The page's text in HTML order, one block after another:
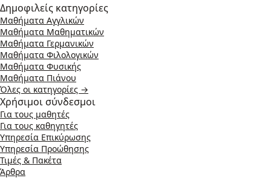
Δημοφιλείς κατηγορίες
Μαθήματα Αγγλικών
Μαθήματα Μαθηματικών
Μαθήματα Γερμανικών
Μαθήματα Φιλολογικών
Μαθήματα Φυσικής
Μαθήματα Πιάνου
Όλες οι κατηγορίες →
Χρήσιμοι σύνδεσμοι
Για τους μαθητές
Για τους καθηγητές
Υπηρεσία Επικύρωσης
Υπηρεσία Προώθησης
Τιμές & Πακέτα
Άρθρα